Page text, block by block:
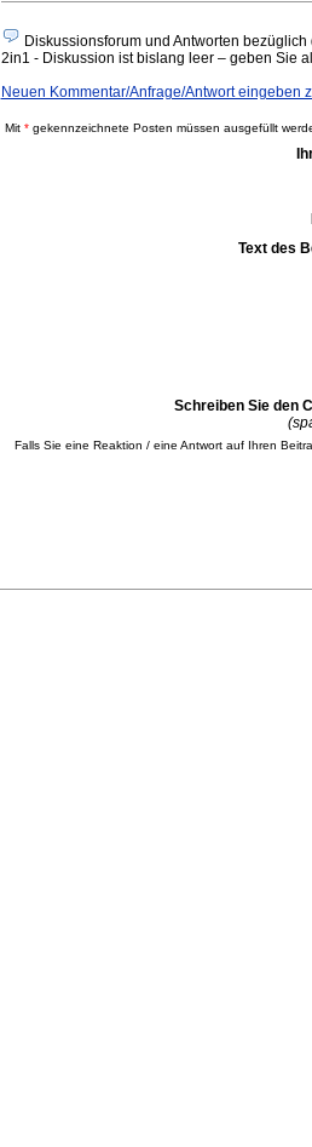
Diskussionsforum und Antworten
2in1 - Diskussion ist bislang leer – geben Sie
Neuen Kommentar/Anfrage/Antwort eingeben
Mit *gekennzeichnete Posten müssen ausgefüllt
Text des
Schreiben Sie den
Falls Sie eine Reaktion / eine Antwort auf Ihren